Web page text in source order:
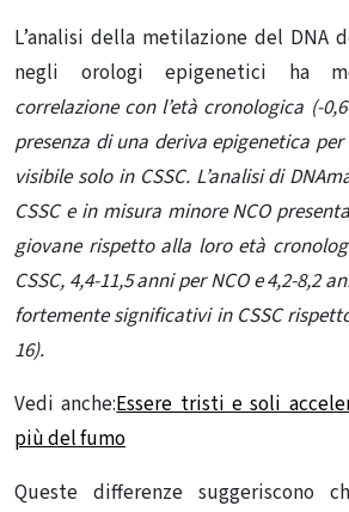
L’analisi della metilazione del DNA
negli orologi epigenetici ha
correlazione con l’età cronologica (-
presenza di una deriva epigenetica
visibile solo in CSSC. L’analisi di
CSSC e in misura minore NCO
giovane rispetto alla loro età
CSSC, 4,4-11,5 anni per NCO e 4,2-8,2
fortemente significativi in ​​CSSC
16).
Vedi anche:Essere tristi e soli
più del fumo
Queste differenze suggeriscono